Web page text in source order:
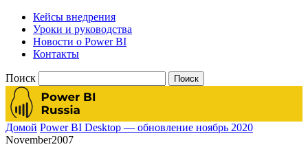
Кейсы внедрения
Уроки и руководства
Новости о Power BI
Контакты
Поиск
Домой Power BI Desktop — обновление ноябрь 2020
November2007